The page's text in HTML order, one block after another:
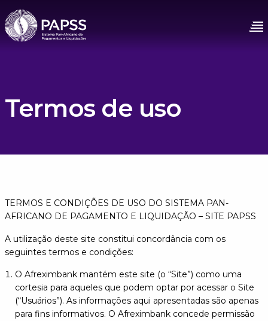
Termos de uso
TERMOS E CONDIÇÕES DE USO DO SISTEMA PAN-
AFRICANO DE PAGAMENTO E LIQUIDAÇÃO – SITE PAPSS
A utilização deste site constitui concordância com os
seguintes termos e condições:
O Afreximbank mantém este site (o “Site”) como uma
cortesia para aqueles que podem optar por acessar o Site
(“Usuários”). As informações aqui apresentadas são apenas
para fins informativos. O Afreximbank concede permissão